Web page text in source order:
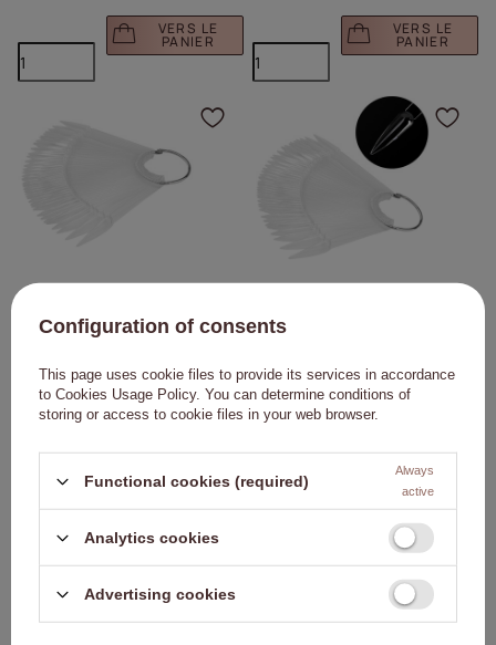
VERS LE
PANIER
VERS LE
PANIER
Échantillonneur de pointes sur roue
transparent, 40 pièces, mat
VERS LE
PANIER
Cliquez pour ajouter
VERS LE
PANIER
Cliquez pour ajouter
NOTRE BEST-SELLER
Configuration of consents
This page uses cookie files to provide its services in accordance
to Cookies Usage Policy. You can determine conditions of
storing or access to cookie files in your web browser.
Functional cookies (required)
Always
active
Analytics cookies
Advertising cookies